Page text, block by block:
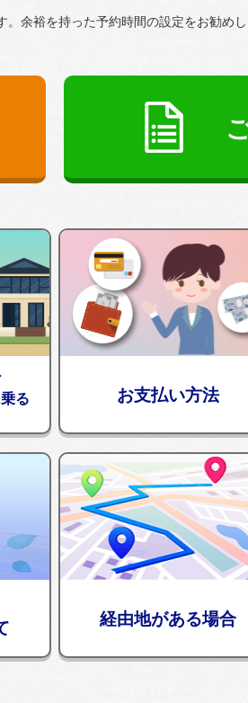
余裕を持った予約時間の設定をお勧めし
る
お支払い方法
経由地がある場合